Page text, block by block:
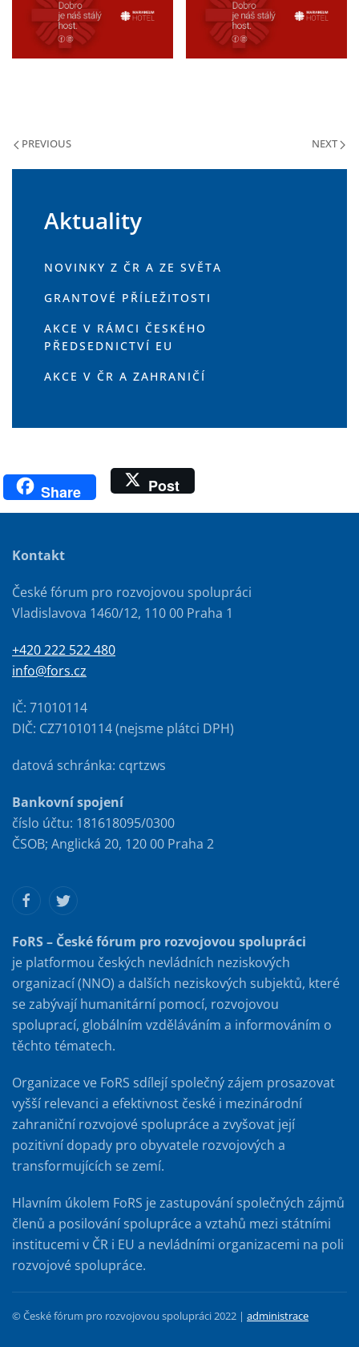
PREVIOUS NEXT
Aktuality
NOVINKY Z ČR A ZE SVĚTA
GRANTOVÉ PŘÍLEŽITOSTI
AKCE V RÁMCI ČESKÉHO
PŘEDSEDNICTVÍ EU
AKCE V ČR A ZAHRANIČÍ
Share Post
Kontakt
České fórum pro rozvojovou spolupráci
Vladislavova 1460/12, 110 00 Praha 1
+420 222 522 480
info@fors.cz
IČ: 71010114
DIČ: CZ71010114 (nejsme plátci DPH)
datová schránka: cqrtzws
Bankovní spojení
číslo účtu: 181618095/0300
ČSOB; Anglická 20, 120 00 Praha 2
FoRS – České fórum pro rozvojovou spolupráci
je platformou českých nevládních neziskových
organizací (NNO) a dalších neziskových subjektů, které
se zabývají humanitární pomocí, rozvojovou
spoluprací, globálním vzděláváním a informováním o
těchto tématech.
Organizace ve FoRS sdílejí společný zájem prosazovat
vyšší relevanci a efektivnost české i mezinárodní
zahraniční rozvojové spolupráce a zvyšovat její
pozitivní dopady pro obyvatele rozvojových a
transformujících se zemí.
Hlavním úkolem FoRS je zastupování společných zájmů
členů a posilování spolupráce a vztahů mezi státními
institucemi v ČR i EU a nevládními organizacemi na poli
rozvojové spolupráce.
© České fórum pro rozvojovou spolupráci 2022 | administrace